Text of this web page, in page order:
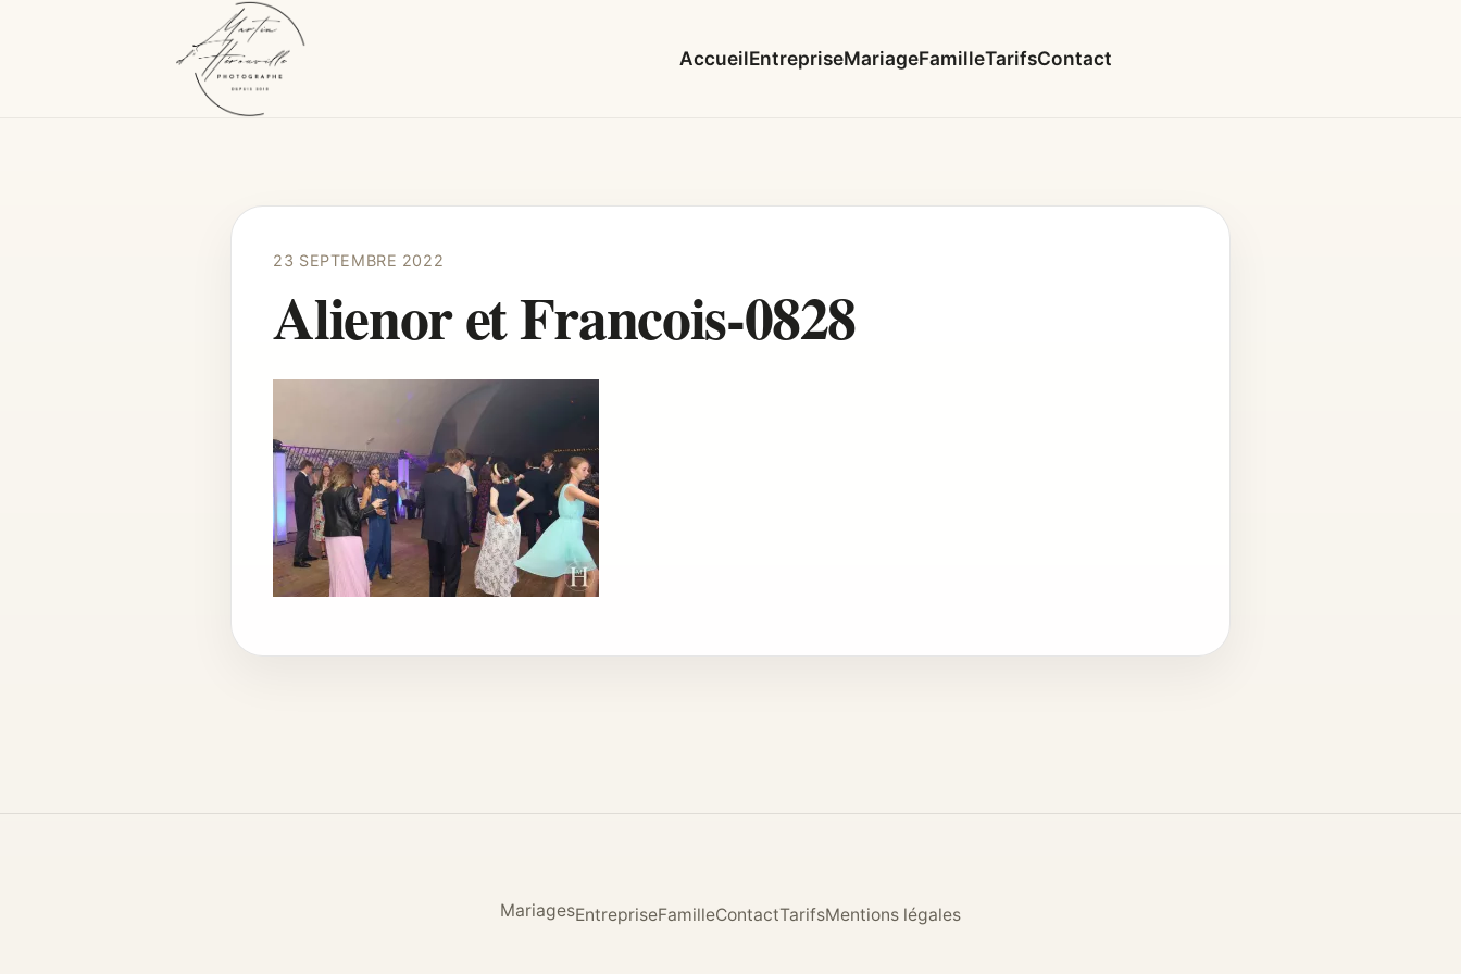
AccueilEntrepriseMariageFamilleTarifsContact
23 SEPTEMBRE 2022
Alienor et Francois-0828
MariagesEntrepriseFamilleContactTarifsMentions légales